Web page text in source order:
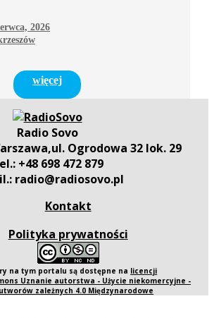
2026
więcej
Radio Sovo
Ogrodowa 32 lok. 29
+48 698 472 879
radio@radiosovo.pl
Kontakt
Polityka prywatności
na tym portalu są dostępne na licencji
Uznanie autorstwa - Użycie niekomercyjne -
zależnych 4.0 Międzynarodowe